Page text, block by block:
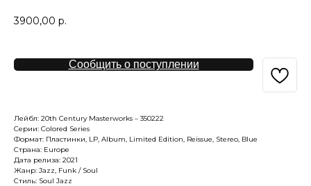
3900,00 р.
Сообщить о поступлении
Лейбл: 20th Century Masterworks – 350222
Серии: Colored Series
Формат: Пластинки, LP, Album, Limited Edition, Reissue, Stereo, Blue
Страна: Europe
Дата релиза: 2021
Жанр: Jazz, Funk / Soul
Стиль: Soul Jazz